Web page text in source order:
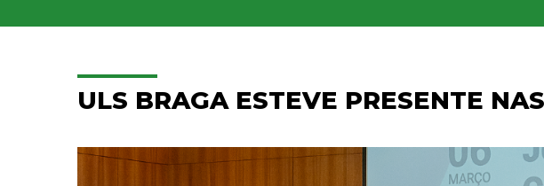
ULS BRAGA ESTEVE PRESENTE